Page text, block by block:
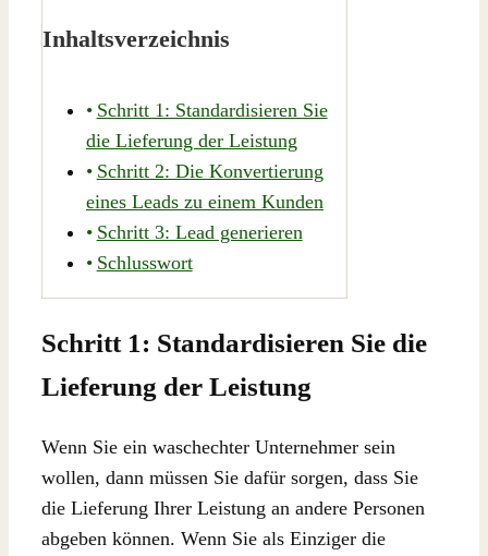
Inhaltsverzeichnis
Schritt 1: Standardisieren Sie
die Lieferung der Leistung
Schritt 2: Die Konvertierung
eines Leads zu einem Kunden
Schritt 3: Lead generieren
Schlusswort
Schritt 1: Standardisieren Sie die
Lieferung der Leistung
Wenn Sie ein waschechter Unternehmer sein
wollen, dann müssen Sie dafür sorgen, dass Sie
die Lieferung Ihrer Leistung an andere Personen
abgeben können. Wenn Sie als Einziger die